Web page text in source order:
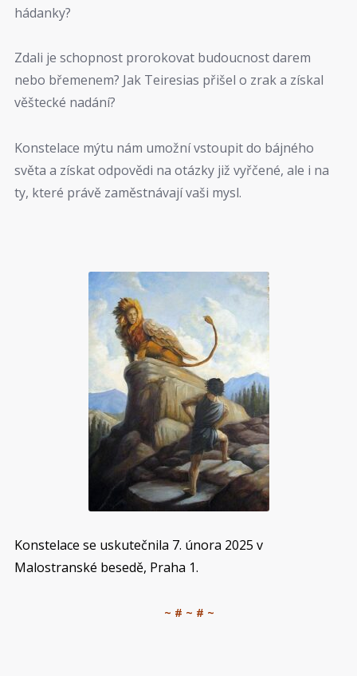
hádanky?
Zdali je schopnost prorokovat budoucnost darem
nebo břemenem? Jak Teiresias přišel o zrak a získal
věštecké nadání?
Konstelace mýtu nám umožní vstoupit do bájného
světa a získat odpovědi na otázky již vyřčené, ale i na
ty, které právě zaměstnávají vaši mysl.
Konstelace se uskutečnila 7. února 2025 v
Malostranské besedě, Praha 1.
~ # ~ # ~